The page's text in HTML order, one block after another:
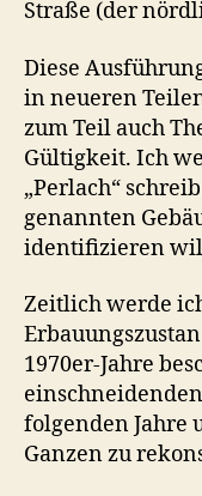
Straße (der
Diese
in neueren
zum Teil auch
Gültigkeit. Ich
„Perlach“
genannten
identifizieren
Zeitlich werde
1970er-Jahre
folgenden Jahre
Ganzen zu